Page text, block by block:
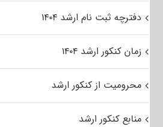
دفترچه ثبت نام ارشد ۱۴۰۴
زمان کنکور ارشد ۱۴۰۴
محرومیت از کنکور ارشد
منابع کنکور ارشد